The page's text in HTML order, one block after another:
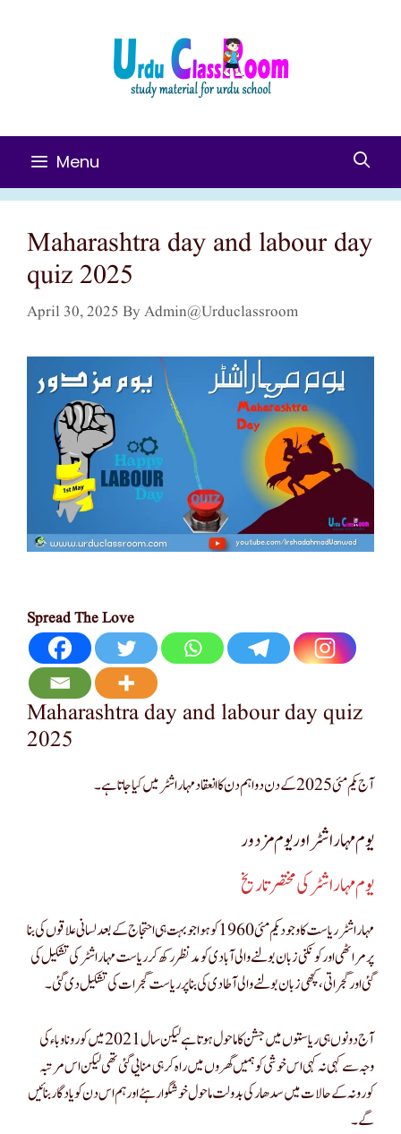
Menu
Maharashtra day and labour day
quiz 2025
April 30, 2025 ByAdmin@urduclassroom
Spread The Love
Maharashtra day and labour day quiz
2025
آج یکم مئی 2025 کے دن دو اہم دن کا انعقاد مہاراشٹرمیں کیا جاتا ہے۔
یوم مہاراشٹر اور یوم مزدور
یوم مہاراشٹر کی مختصر تاریخ
مہاراشٹر ریاست کا وجود یکم مئی 1960 کو ہوا جو بہت ہی احتجاج کے بعد لسانی علاقوں کی بنا
پر مراٹھی اور کونکنی زبان بولنے والی آبادی کو مد نظر رکھ کر ریاست مہاراشٹر کی تشکیل کی
گئی اور گجراتی ، کچھی زبان بولنے والی آطادی کی بنا پر ریاست گجرات کی تشکیل دی گئی۔
آج دونوں ہی ریاستوں میں جشن کا ماحول ہوتا ہے لیکن سال 2021 میں کورونا وباء کی
وجہ سے کہی نہ کہی اس خوشی کو ہمیں گھروں میں راہ کر ہی منایی گئی تھی لیکن اس مرتبہ
کورونہ کے حالات میں سدھار کی بدولت ماحول خوشگوار ہئے اور ہم اس دن کو یادگار بنائیں
گے۔